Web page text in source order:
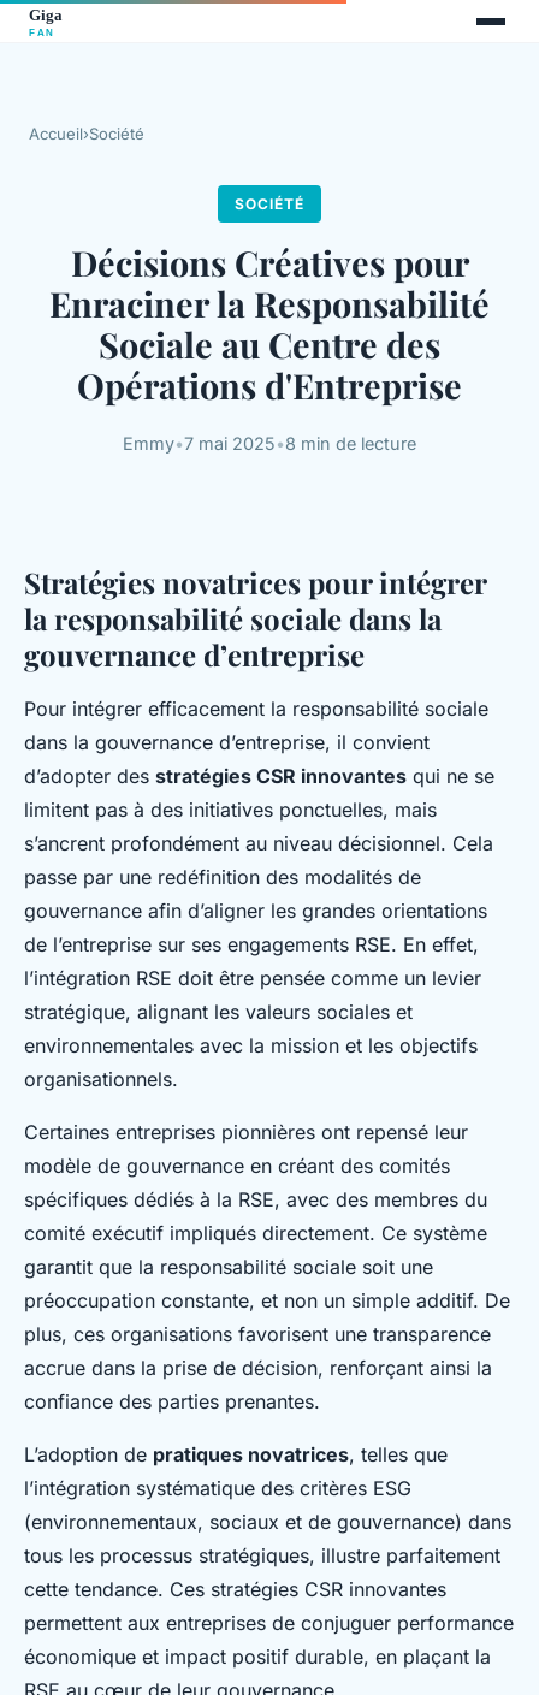
Accueil›Société
SOCIÉTÉ
Décisions Créatives pour
Enraciner la Responsabilité
Sociale au Centre des
Opérations d'Entreprise
Emmy•7 mai 2025•8 min de lecture
Stratégies novatrices pour intégrer
la responsabilité sociale dans la
gouvernance d’entreprise
Pour intégrer efficacement la responsabilité sociale
dans la gouvernance d’entreprise, il convient
d’adopter des stratégies CSR innovantes qui ne se
limitent pas à des initiatives ponctuelles, mais
s’ancrent profondément au niveau décisionnel. Cela
passe par une redéfinition des modalités de
gouvernance afin d’aligner les grandes orientations
de l’entreprise sur ses engagements RSE. En effet,
l’intégration RSE doit être pensée comme un levier
stratégique, alignant les valeurs sociales et
environnementales avec la mission et les objectifs
organisationnels.
Certaines entreprises pionnières ont repensé leur
modèle de gouvernance en créant des comités
spécifiques dédiés à la RSE, avec des membres du
comité exécutif impliqués directement. Ce système
garantit que la responsabilité sociale soit une
préoccupation constante, et non un simple additif. De
plus, ces organisations favorisent une transparence
accrue dans la prise de décision, renforçant ainsi la
confiance des parties prenantes.
L’adoption de pratiques novatrices, telles que
l’intégration systématique des critères ESG
(environnementaux, sociaux et de gouvernance) dans
tous les processus stratégiques, illustre parfaitement
cette tendance. Ces stratégies CSR innovantes
permettent aux entreprises de conjuguer performance
économique et impact positif durable, en plaçant la
RSE au cœur de leur gouvernance.